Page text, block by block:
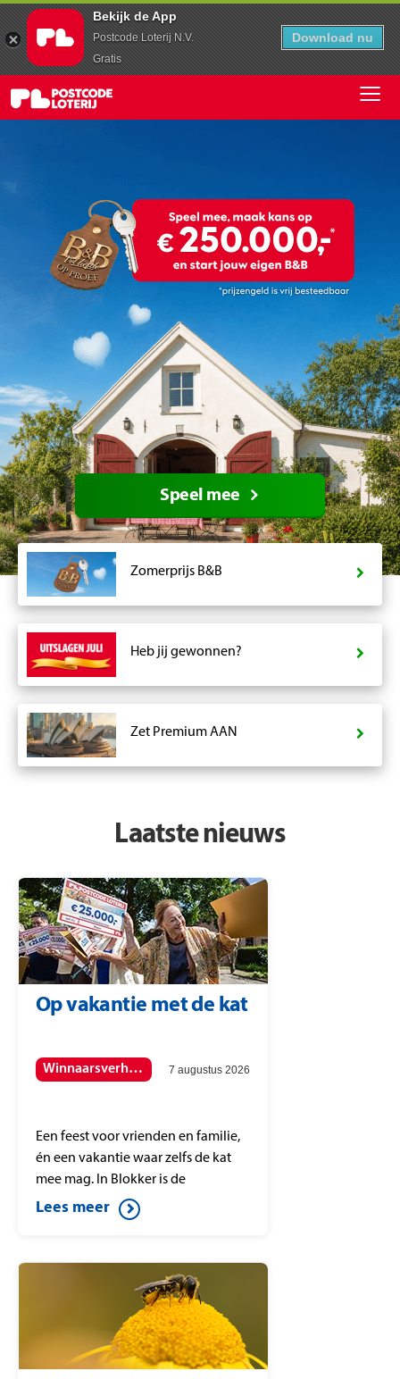
Bekijk de App
Postcode Loterij N.V.
Gratis
Download nu
Speel mee
Zomerprijs B&B
Heb jij gewonnen?
Zet Premium AAN
Laatste nieuws
Op vakantie met de kat
Winnaarsverhalen 7 augustus 2026
Een feest voor vrienden en familie,
én een vakantie waar zelfs de kat
mee mag. In Blokker is de
PostcodeStraatprijs gevallen op
postcode 1695 HJ en dat zorgt voor
Lees meer